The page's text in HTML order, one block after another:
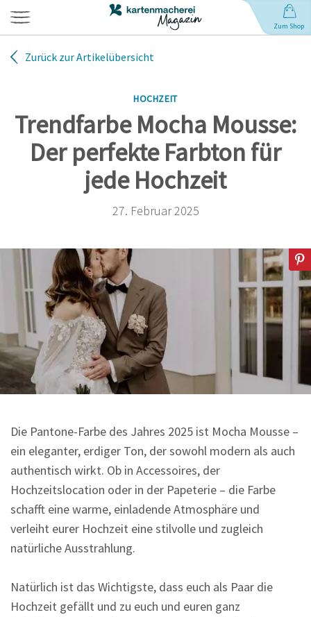
Zum Shop
Babynamen
Anlässe
Sprüche
Zurück zur Artikelübersicht
HOCHZEIT
Trendfarbe Mocha Mousse:
Der perfekte Farbton für
jede Hochzeit
27. Februar 2025
Die Pantone-Farbe des Jahres 2025 ist Mocha Mousse –
ein eleganter, erdiger Ton, der sowohl modern als auch
authentisch wirkt. Ob in Accessoires, der
Hochzeitslocation oder in der Papeterie – die Farbe
schafft eine warme, einladende Atmosphäre und
verleiht eurer Hochzeit eine stilvolle und zugleich
natürliche Ausstrahlung.
Natürlich ist das Wichtigste, dass euch als Paar die
Hochzeit gefällt und zu euch und euren ganz